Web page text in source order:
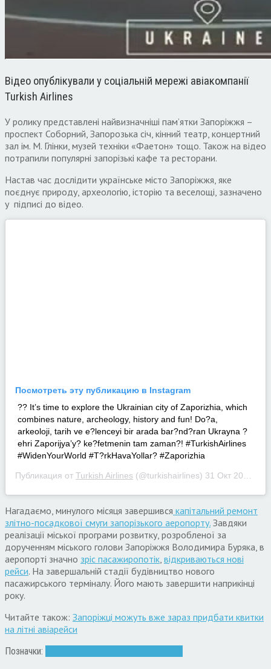
Відео опублікували у соціальній мережі авіакомпанії
Turkish Airlines
У ролику представлені найвизначніші пам’ятки Запоріжжя –
проспект Соборний, Запорозька січ, кінний театр, концертний
зал ім. М. Глінки, музей техніки «Фаетон» тощо. Також на відео
потрапили популярні запорізькі кафе та ресторани.
Настав час дослідити українське місто Запоріжжя, яке
поєднує природу, археологію, історію та веселощі, зазначено
у підписі до відео.
Посмотреть эту публикацию в Instagram
?? It’s time to explore the Ukrainian city of Zaporizhia, which
combines nature, archeology, history and fun! Do?a,
arkeoloji, tarih ve e?lenceyi bir arada bar?nd?ran Ukrayna ?
ehri Zaporijya’y? ke?fetmenin tam zaman?! #TurkishAirlines
#WidenYourWorld #T?rkHavaYollar? #Zaporizhia
Публикация от Turkish Airlines (@turkishairlines) 31 Окт 2019 в 7:16 PDT
Нагадаємо, минулого місяця завершився капітальний ремонт
злітно-посадкової смуги запорізького аеропорту. Завдяки
реалізації міської програми розвитку, розробленої за
дорученням міського голови Запоріжжя Володимира Буряка, в
аеропорті значно зріс пасажиропотік, відкриваються нові
рейси. На завершальній стадії будівництво нового
пасажирського терміналу. Його мають завершити наприкінці
року.
Читайте також: Запоріжці можуть вже зараз придбати квитки
на літні авіарейси
Позначки: